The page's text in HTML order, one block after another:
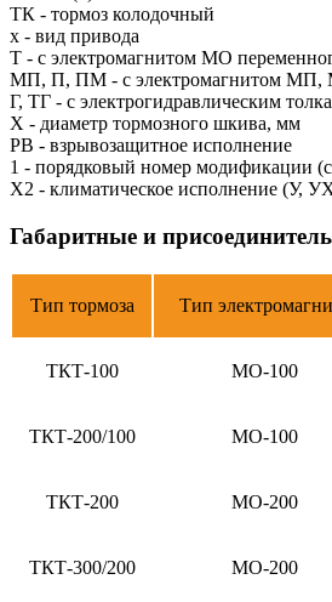
ТК - тормоз колодочный
x - вид привода
Т - с электромагнитом МО
МП, П, ПМ - с электромагнитом МП,
Г, ТГ - с электрогидравлическим
Х - диаметр тормозного шкива, мм
РВ - взрывозащитное исполнение
1 - порядковый номер модификации
Х2 - климатическое исполнение (У,
Габаритные и
Тип тормоза Тип
ТКТ-100 МО-100
ТКТ-200/100 МО-100
ТКТ-200 МО-200
ТКТ-300/200 МО-200